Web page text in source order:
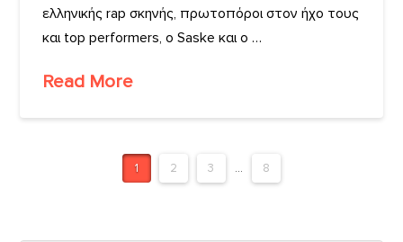
ελληνικής rap σκηνής, πρωτοπόροι στον ήχο τους
και top performers, ο Saske και ο …
Read More
1 2 3 ... 8